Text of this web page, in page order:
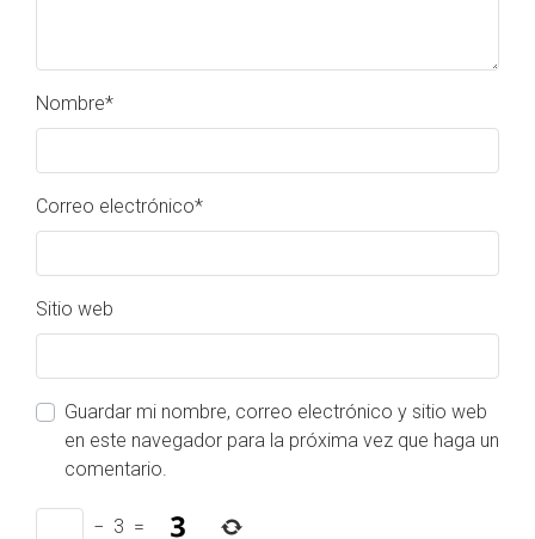
Nombre*
Correo electrónico*
Sitio web
Guardar mi nombre, correo electrónico y sitio web
en este navegador para la próxima vez que haga un
comentario.
− 3 =